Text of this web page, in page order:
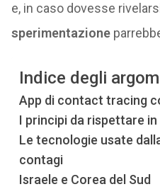
e, in caso dovesse
sperimentazione
Indice degli
App di contact tracing
I principi da rispettare in
Le tecnologie usate
contagi
Israele e Corea del Sud